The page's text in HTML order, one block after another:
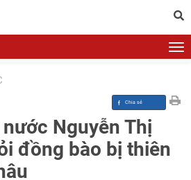
Nguyễn Thị
đồng bào bị thiên